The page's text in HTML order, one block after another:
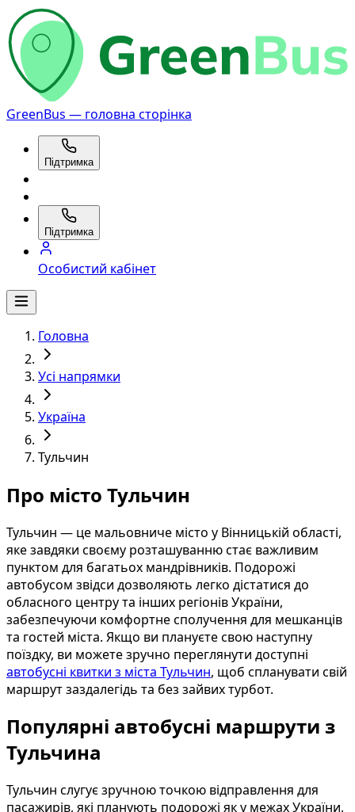
GreenBus — головна сторінка
Підтримка
Підтримка
Особистий кабінет
Головна
Усі напрямки
Україна
Тульчин
Про місто Тульчин
Тульчин — це мальовниче місто у Вінницькій області,
яке завдяки своєму розташуванню стає важливим
пунктом для багатьох мандрівників. Подорожі
автобусом звідси дозволяють легко дістатися до
обласного центру та інших регіонів України,
забезпечуючи комфортне сполучення для мешканців
та гостей міста. Якщо ви плануєте свою наступну
поїздку, ви можете зручно переглянути доступні
автобусні квитки з міста Тульчин, щоб спланувати свій
маршрут заздалегідь та без зайвих турбот.
Популярні автобусні маршрути з
Тульчина
Тульчин слугує зручною точкою відправлення для
пасажирів, які планують подорожі як у межах України,